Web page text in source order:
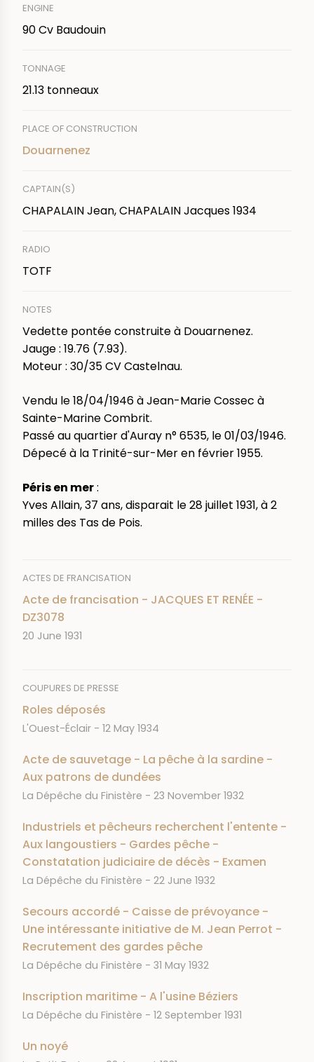
ENGINE
90 Cv Baudouin
TONNAGE
21.13 tonneaux
PLACE OF CONSTRUCTION
Douarnenez
CAPTAIN(S)
CHAPALAIN Jean, CHAPALAIN Jacques 1934
RADIO
TOTF
NOTES
Vedette pontée construite à Douarnenez.
Jauge : 19.76 (7.93).
Moteur : 30/35 CV Castelnau.
Vendu le 18/04/1946 à Jean-Marie Cossec à
Sainte-Marine Combrit.
Passé au quartier d'Auray n° 6535, le 01/03/1946.
Dépecé à la Trinité-sur-Mer en février 1955.
Péris en mer:
Yves Allain, 37 ans, disparait le 28 juillet 1931, à 2
milles des Tas de Pois.
ACTES DE FRANCISATION
Acte de francisation - JACQUES ET RENÉE -
DZ3078
DATE
20 June 1931
COUPURES DE PRESSE
Roles déposés
JOURNAL
L'Ouest-Éclair DATE
12 May 1934
Acte de sauvetage - La pêche à la sardine -
Aux patrons de dundées
JOURNAL
La Dépêche du Finistère DATE
23 November 1932
Industriels et pêcheurs recherchent l'entente -
Aux langoustiers - Gardes pêche -
Constatation judiciaire de décès - Examen
JOURNAL
La Dépêche du Finistère DATE
22 June 1932
Secours accordé - Caisse de prévoyance -
Une intéressante initiative de M. Jean Perrot -
Recrutement des gardes pêche
JOURNAL
La Dépêche du Finistère DATE
31 May 1932
Inscription maritime - A l'usine Béziers
JOURNAL
La Dépêche du Finistère DATE
12 September 1931
Un noyé